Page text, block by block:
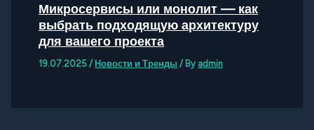
Микросервисы или монолит — как
выбрать подходящую архитектуру
для вашего проекта
19.07.2025 / Новости и Тренды / By admin